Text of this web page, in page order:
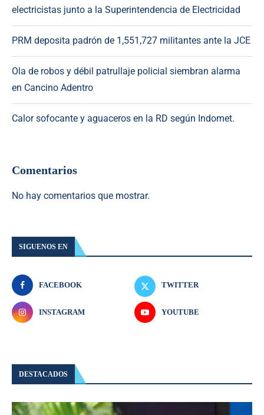
electricistas junto a la Superintendencia de Electricidad
PRM deposita padrón de 1,551,727 militantes ante la JCE
Ola de robos y débil patrullaje policial siembran alarma
en Cancino Adentro
Calor sofocante y aguaceros en la RD según Indomet.
Comentarios
No hay comentarios que mostrar.
SIGUENOS EN
FACEBOOK TWITTER
INSTAGRAM YOUTUBE
DESTACADOS